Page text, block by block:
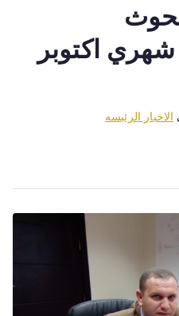
شهري اكتوبر
الاخبار الرئيسه